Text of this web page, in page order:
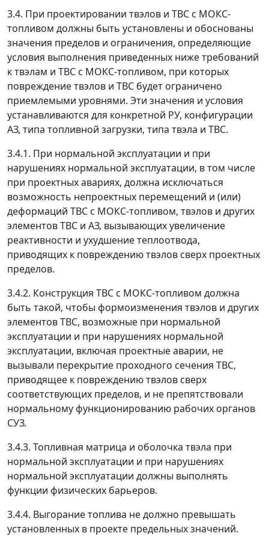
3.4. При проектировании твэлов и ТВС с МОКС-
топливом должны быть установлены и обоснованы
значения пределов и ограничения, определяющие
условия выполнения приведенных ниже требований
к твэлам и ТВС с МОКС-топливом, при которых
повреждение твэлов и ТВС будет ограничено
приемлемыми уровнями. Эти значения и условия
устанавливаются для конкретной РУ, конфигурации
AЗ, типа топливной загрузки, типа твэла и ТВС.
3.4.1. При нормальной эксплуатации и при
нарушениях нормальной эксплуатации, в том числе
при проектных авариях, должна исключаться
возможность непроектных перемещений и (или)
деформаций ТВС с МОКС-топливом, твэлов и других
элементов ТВС и AЗ, вызывающих увеличение
реактивности и ухудшение теплоотвода,
приводящих к повреждению твэлов сверх проектных
пределов.
3.4.2. Конструкция ТВС с МОКС-топливом должна
быть такой, чтобы формоизменения твэлов и других
элементов ТВС, возможные при нормальной
эксплуатации и при нарушениях нормальной
эксплуатации, включая проектные аварии, не
вызывали перекрытие проходного сечения ТВС,
приводящее к повреждению твэлов сверх
соответствующих пределов, и не препятствовали
нормальному функционированию рабочих органов
СУЗ.
3.4.3. Топливная матрица и оболочка твэла при
нормальной эксплуатации и при нарушениях
нормальной эксплуатации должны выполнять
функции физических барьеров.
3.4.4. Выгорание топлива не должно превышать
установленных в проекте предельных значений.